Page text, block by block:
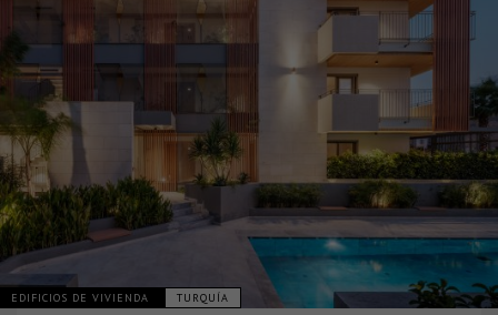
EDIFICIOS DE VIVIENDA TURQUÍA